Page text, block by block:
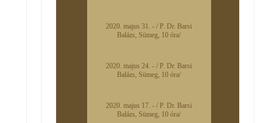
2020. majus 31. - / P. Dr. Barsi
Balázs, Sümeg, 10 óra/
2020. majus 24. - / P. Dr. Barsi
Balázs, Sümeg, 10 óra/
2020. majus 17. - / P. Dr. Barsi
Balázs, Sümeg, 10 óra/